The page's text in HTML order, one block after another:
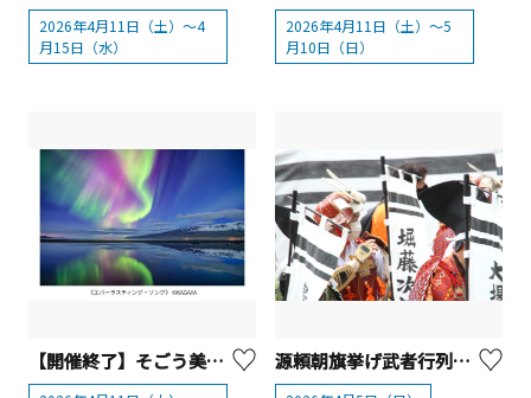
2026年4月11日（土）～4
月15日（水）
2026年4月11日（土）～5
月10日（日）
【開催終了】そごう美術館 「KAGAYA 天空の歌」 源頼朝旗挙げ武者行列【湯河原町】